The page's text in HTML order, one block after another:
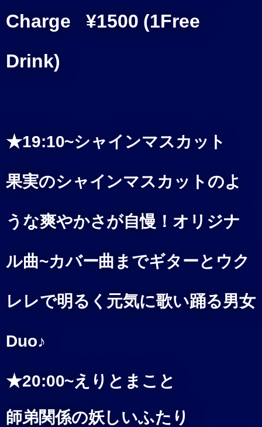
Charge ¥1500 (1Free
Drink)
★19:10~シャインマスカット
果実のシャインマスカットのよ
うな爽やかさが自慢！オリジナ
ル曲~カバー曲までギターとウク
レレで明るく元気に歌い踊る男女
Duo♪
★20:00~えりとまこと
師弟関係の妖しいふたり